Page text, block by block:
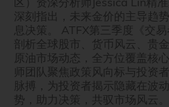
深刻指出，未来金价的主导趋
息决策。 ATFX第三季度《交
剖析全球股市、货币风云、贵
原油市场动态，全方位覆盖核
师团队聚焦政策风向标与投资
脉搏，为投资者揭示隐藏在波
势，助力决策，共驭市场风云。